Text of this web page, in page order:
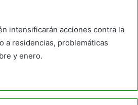
intensificarán acciones contra la
a residencias, problemáticas
y enero.